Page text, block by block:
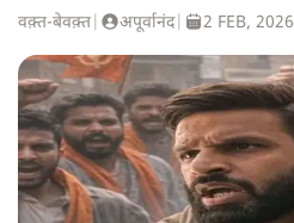
वक़्त-बेवक़्त अपूर्वानंद| 2 FEB, 2026